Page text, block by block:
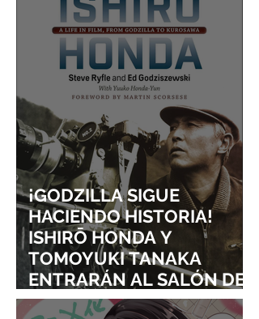
¡GODZILLA SIGUE
HACIENDO HISTORIA!
ISHIRŌ HONDA Y
TOMOYUKI TANAKA
ENTRARÁN AL SALÓN DE
LA FAMA DE LOS EFECTOS